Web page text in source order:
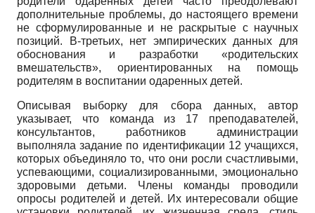
дополнительные проблемы, до настоящего времени
не сформулированные и не раскрытые с научных
позиций. В-третьих, нет эмпирических данных для
обоснования и разработки «родительских
вмешательств», ориентированных на помощь
родителям в воспитании одаренных детей.
Описывая выборку для сбора данных, автор
указывает, что команда из 17 преподавателей,
консультантов, работников администрации
выполняла задание по идентификации 12 учащихся,
которых объединяло то, что они росли счастливыми,
успевающими, социализированными, эмоционально
здоровыми детьми. Члены команды проводили
опросы родителей и детей. Их интересовали общие